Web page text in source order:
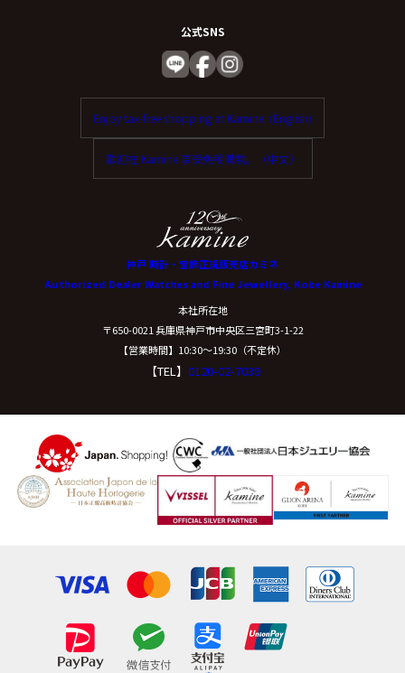
は、お問い合わせ内容に回答できない可能性がありま
（７）保有個人データの開示等および問い合わ
せ窓口について
ご本人からの求めにより、当社が保有する保有個人デー
たは削除、利用停止、消去、第三者提供の停止および第
三者提供記録の開示（以下、開示等という）に応じま
開示等に応ずる窓口は、下記「当社の個人情報の取扱い
に関する苦情、相談等の問合せ先」を参照してくださ
（８）本人が容易に認識できない方法による個
クッキーやウェブビーコン等を用いるなどして、本人が
容易に認識できない方法による個人情報の取得は行って
おりません。
取得した個人情報については、漏洩、減失または毀損の
防止と是正、その他個人情報の安全管理のために必要か
つ適切な措置を講じます。
公式SNS
Enjoy tax-free shopping at Kamine. (English)
歡迎在 Kamine 享受免稅購物。（中文）
神戸 時計・宝飾正規販売店カミネ
Authorized Dealer Watches and Fine Jewellery, Kobe Kamine
本社所在地
〒650-0021 兵庫県神戸市中央区三宮町3-1-22
【営業時間】10:30〜19:30（不定休）
【TEL】 0120-02-7039